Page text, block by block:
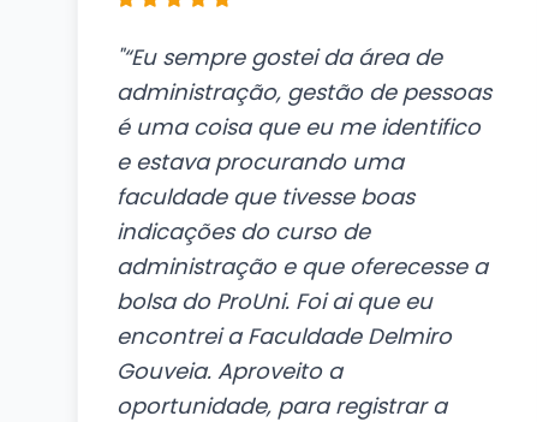
"“Eu sempre gostei da área de
administração, gestão de pessoas
é uma coisa que eu me identifico
e estava procurando uma
faculdade que tivesse boas
indicações do curso de
administração e que oferecesse a
bolsa do ProUni. Foi ai que eu
encontrei a Faculdade Delmiro
Gouveia. Aproveito a
oportunidade, para registrar a